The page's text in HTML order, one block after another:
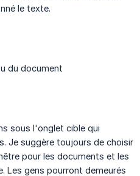
le texte.
du document
sous l'onglet cible qui
Je suggère toujours de choisir
pour les documents et les
Les gens pourront demeurés